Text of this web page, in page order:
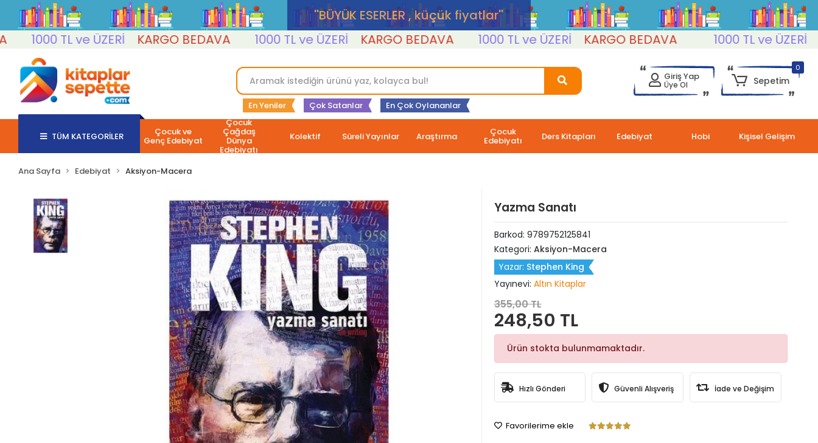
''BÜYÜK ESERLER , küçük fiyatlar''
1000 TL ve ÜZERİ
KARGO BEDAVA 1000 TL ve ÜZERİ KARGO BEDAVA 1000 TL ve ÜZERİ KARGO BEDAVA 1000 TL ve ÜZERİ
En Yeniler Çok Satanlar En Çok Oylananlar
Giriş Yap
Üye Ol
0
Sepetim
TÜM KATEGORİLER Çocuk ve
Genç Edebiyat
Çocuk
Çağdaş
Dünya
Edebiyatı
Kolektif Süreli Yayınlar Araştırma Çocuk
Edebiyatı Ders Kitapları Edebiyat Hobi Kişisel Gelişim
Ana Sayfa Edebiyat Aksiyon-Macera
Yazma Sanatı
Barkod: 9789752125841
Kategori: Aksiyon-Macera
Yazar: Stephen King
Yayınevi: Altın Kitaplar
355,00 TL
248,50 TL
Ürün stokta bulunmamaktadır.
Hızlı Gönderi Güvenli Alışveriş İade ve Değişim
Favorilerime ekle